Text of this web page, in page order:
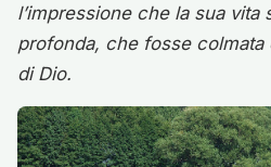
l’impressione che la sua
profonda, che fosse colmata
di Dio.